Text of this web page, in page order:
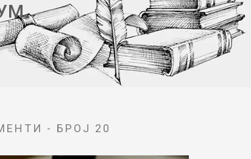
- БРОЈ 20